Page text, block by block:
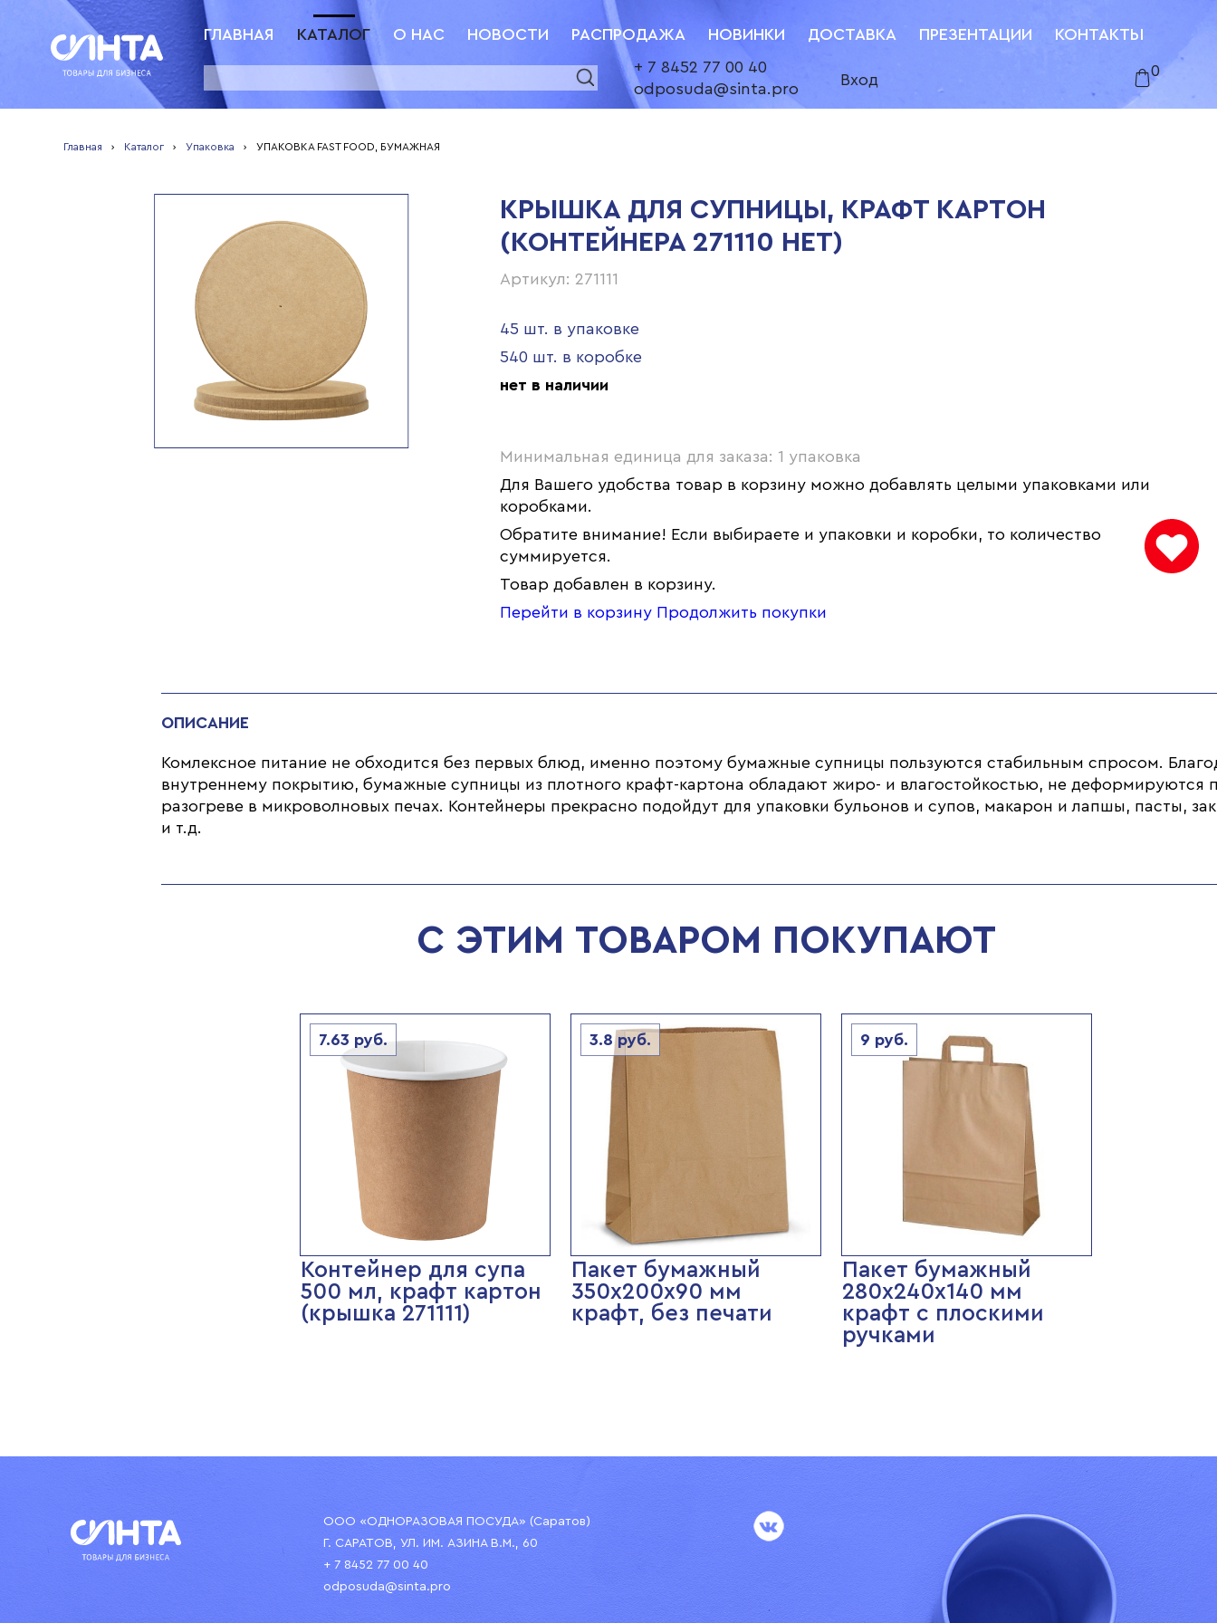
ГЛАВНАЯ КАТАЛОГ О НАС НОВОСТИ РАСПРОДАЖА НОВИНКИ ДОСТАВКА ПРЕЗЕНТАЦИИ
КОНТАКТЫ
+ 7 8452 77 00 40
odposuda@sinta.pro
Вход
0
Главная › Каталог › Упаковка › УПАКОВКА FAST FOOD, БУМАЖНАЯ
КРЫШКА ДЛЯ СУПНИЦЫ, КРАФТ КАРТОН
(КОНТЕЙНЕРА 271110 НЕТ)
Артикул: 271111
45 шт. в упаковке
540 шт. в коробке
нет в наличии
Минимальная единица для заказа: 1 упаковка
Для Вашего удобства товар в корзину можно добавлять целыми упаковками или
коробками.
Обратите внимание! Если выбираете и упаковки и коробки, то количество
суммируется.
Товар добавлен в корзину.
Перейти в корзину Продолжить покупки
ОПИСАНИЕ
Комлексное питание не обходится без первых блюд, именно поэтому бумажные супницы пользуются стабильным спросом.
внутреннему покрытию, бумажные супницы из плотного крафт-картона обладают жиро- и влагостойкостью, не деформируются
разогреве в микроволновых печах. Контейнеры прекрасно подойдут для упаковки бульонов и супов, макарон и лапшы, пасты,
и т.д.
С ЭТИМ ТОВАРОМ ПОКУПАЮТ
7.63 руб.
Контейнер для супа
500 мл, крафт картон
(крышка 271111)
3.8руб.
Пакет бумажный
350х200х90 мм
крафт, без печати
9 руб.
Пакет бумажный
280х240х140 мм
крафт с плоскими
ручками
ООО «ОДНОРАЗОВАЯ ПОСУДА» (Саратов)
Г. САРАТОВ, УЛ. ИМ. АЗИНА В.М., 60
+ 7 8452 77 00 40
odposuda@sinta.pro